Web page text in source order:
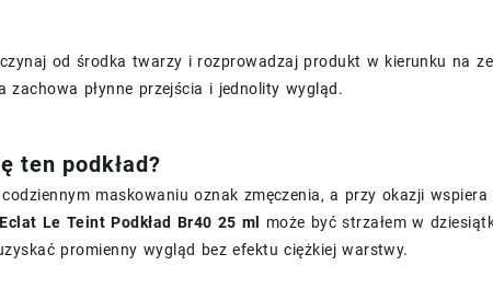
od środka twarzy i rozprowadzaj produkt w kierunku na
zachowa płynne przejścia i jednolity wygląd.
ten podkład?
maskowaniu oznak zmęczenia, a przy okazji wspiera
Le Teint Podkład Br40 25 ml może być strzałem w
promienny wygląd bez efektu ciężkiej warstwy.